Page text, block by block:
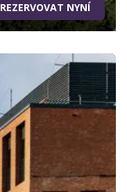
REZERVOVAT NYNÍ